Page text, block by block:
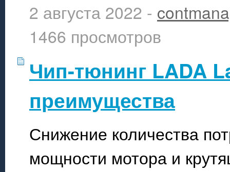
2 августа 2022 -
1466 просмотров
Чип-тюнинг LADA
преимущества
Снижение количества
мощности мотора и